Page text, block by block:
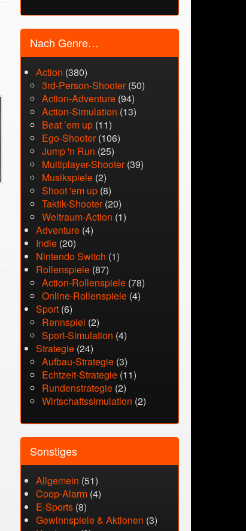
Nach Genre…
Action (380)
3rd-Person-Shooter(50)
Action-Adventure (94)
Action-Simulation (13)
Beat ’em up (11)
Ego-Shooter(106)
Jump 'n Run (25)
Multiplayer-Shooter(39)
Musikspiele (2)
Shoot 'em up (8)
Taktik-Shooter(20)
Weltraum-Action (1)
Adventure (4)
Indie (20)
Nintendo Switch (1)
Rollenspiele (87)
Action-Rollenspiele (78)
Online-Rollenspiele (4)
Sport (6)
Rennspiel (2)
Sport-Simulation (4)
Strategie (24)
Aufbau-Strategie (3)
Echtzeit-Strategie (11)
Rundenstrategie (2)
Wirtschaftssimulation (2)
Sonstiges
Allgemein (51)
Coop-Alarm (4)
E-Sports (8)
Gewinnspiele & Aktionen (3)